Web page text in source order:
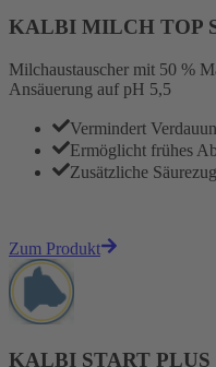
KALBI MILCH TOP
Milchaustauscher mit 50 %
Ansäuerung auf pH 5,5
Vermindert
Ermöglicht frühes
Zusätzliche
Zum Produkt
KALBI START PLUS